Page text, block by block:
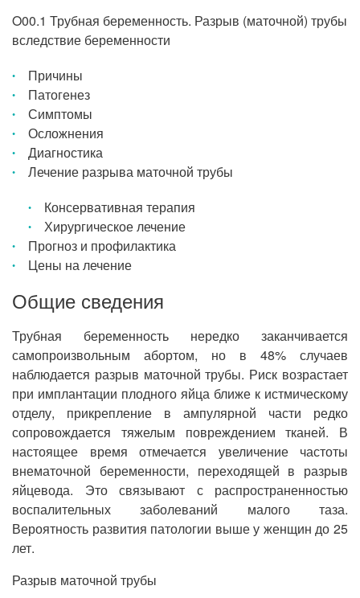
O00.1 Трубная беременность. Разрыв (маточной) трубы
вследствие беременности
Причины
Патогенез
Симптомы
Осложнения
Диагностика
Лечение разрыва маточной трубы
Консервативная терапия
Хирургическое лечение
Прогноз и профилактика
Цены на лечение
Общие сведения
Трубная беременность нередко заканчивается
самопроизвольным абортом, но в 48% случаев
наблюдается разрыв маточной трубы. Риск возрастает
при имплантации плодного яйца ближе к истмическому
отделу, прикрепление в ампулярной части редко
сопровождается тяжелым повреждением тканей. В
настоящее время отмечается увеличение частоты
внематочной беременности, переходящей в разрыв
яйцевода. Это связывают с распространенностью
воспалительных заболеваний малого таза.
Вероятность развития патологии выше у женщин до 25
лет.
Разрыв маточной трубы